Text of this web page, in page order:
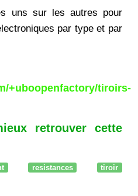
uns sur les autres pour
par type et par
+uboopenfactory/tiroirs-
retrouver cette
resistances
tiroir